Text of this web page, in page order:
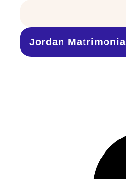
Jordan Matrimonial